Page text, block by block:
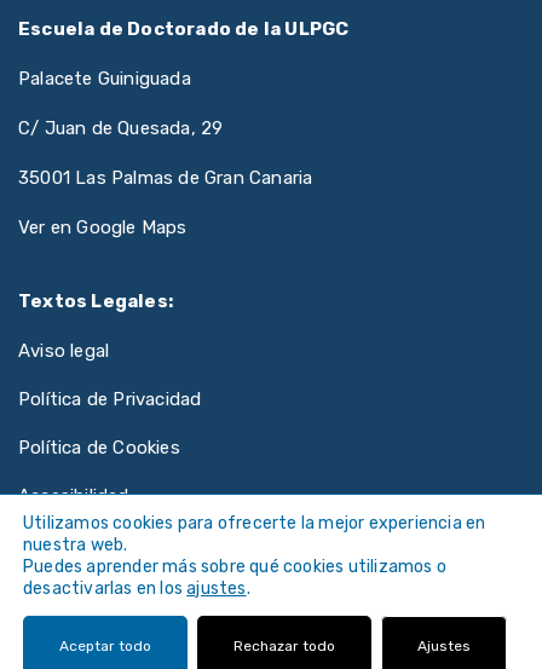
Escuela de Doctorado de la ULPGC
Palacete Guiniguada
C/ Juan de Quesada, 29
35001 Las Palmas de Gran Canaria
Ver en Google Maps
Textos Legales:
Aviso legal
Política de Privacidad
Política de Cookies
Accesibilidad
©Universidad de Las Palmas de Gran Canaria ·
ULPGC
Utilizamos cookies para ofrecerte la mejor experiencia en
nuestra web.
Puedes aprender más sobre qué cookies utilizamos o
desactivarlas en losajustes.
Aceptar todo Rechazar todo Ajustes